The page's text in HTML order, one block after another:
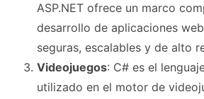
ASP.NET ofrece un marco
desarrollo de aplicaciones
seguras, escalables y de alto
Videojuegos: C# es el
utilizado en el motor de